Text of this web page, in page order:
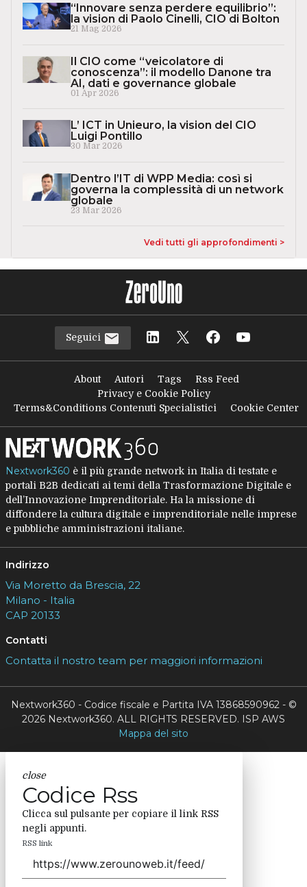
“Innovare senza perdere equilibrio”:
la vision di Paolo Cinelli, CIO di Bolton
21 Mag 2026
Il CIO come “veicolatore di
conoscenza”: il modello Danone tra
AI, dati e governance globale
01 Apr 2026
L’ ICT in Unieuro, la vision del CIO
Luigi Pontillo
30 Mar 2026
Dentro l’IT di WPP Media: così si
governa la complessità di un network
globale
23 Mar 2026
Vedi tutti gli approfondimenti >
Seguici
About Autori Tags
Rss Feed
Privacy e Cookie Policy
Terms&Conditions Contenuti Specialistici
Cookie Center
Nextwork360 è il più grande network in Italia di testate e
portali B2B dedicati ai temi della Trasformazione Digitale e
dell’Innovazione Imprenditoriale. Ha la missione di
diffondere la cultura digitale e imprenditoriale nelle imprese
e pubbliche amministrazioni italiane.
Indirizzo
Via Moretto da Brescia, 22
Milano - Italia
CAP 20133
Contatti
Contatta il nostro team per maggiori informazioni
Nextwork360 - Codice fiscale e Partita IVA 13868590962 - ©
2026 Nextwork360. ALL RIGHTS RESERVED. ISP AWS
Mappa del sito
close
Codice Rss
Clicca sul pulsante per copiare il link RSS
negli appunti.
RSS link